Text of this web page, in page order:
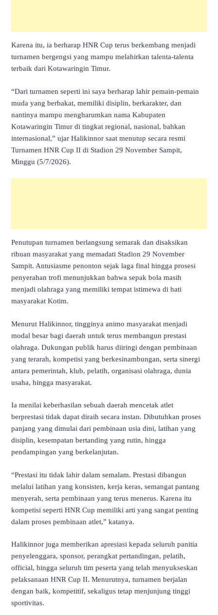
Karena itu, ia berharap HNR Cup terus berkembang menjadi
turnamen bergengsi yang mampu melahirkan talenta-talenta
terbaik dari Kotawaringin Timur.
“Dari turnamen seperti ini saya berharap lahir pemain-pemain
muda yang berbakat, memiliki disiplin, berkarakter, dan
nantinya mampu mengharumkan nama Kabupaten
Kotawaringin Timur di tingkat regional, nasional, bahkan
internasional,” ujar Halikinnor saat menutup secara resmi
Turnamen HNR Cup II di Stadion 29 November Sampit,
Minggu (5/7/2026).
Penutupan turnamen berlangsung semarak dan disaksikan
ribuan masyarakat yang memadati Stadion 29 November
Sampit. Antusiasme penonton sejak laga final hingga prosesi
penyerahan trofi menunjukkan bahwa sepak bola masih
menjadi olahraga yang memiliki tempat istimewa di hati
masyarakat Kotim.
Menurut Halikinnor, tingginya animo masyarakat menjadi
modal besar bagi daerah untuk terus membangun prestasi
olahraga. Dukungan publik harus diiringi dengan pembinaan
yang terarah, kompetisi yang berkesinambungan, serta sinergi
antara pemerintah, klub, pelatih, organisasi olahraga, dunia
usaha, hingga masyarakat.
Ia menilai keberhasilan sebuah daerah mencetak atlet
berprestasi tidak dapat diraih secara instan. Dibutuhkan proses
panjang yang dimulai dari pembinaan usia dini, latihan yang
disiplin, kesempatan bertanding yang rutin, hingga
pendampingan yang berkelanjutan.
“Prestasi itu tidak lahir dalam semalam. Prestasi dibangun
melalui latihan yang konsisten, kerja keras, semangat pantang
menyerah, serta pembinaan yang terus menerus. Karena itu
kompetisi seperti HNR Cup memiliki arti yang sangat penting
dalam proses pembinaan atlet,” katanya.
Halikinnor juga memberikan apresiasi kepada seluruh panitia
penyelenggara, sponsor, perangkat pertandingan, pelatih,
official, hingga seluruh tim peserta yang telah menyukseskan
pelaksanaan HNR Cup II. Menurutnya, turnamen berjalan
dengan baik, kompetitif, sekaligus tetap menjunjung tinggi
sportivitas.